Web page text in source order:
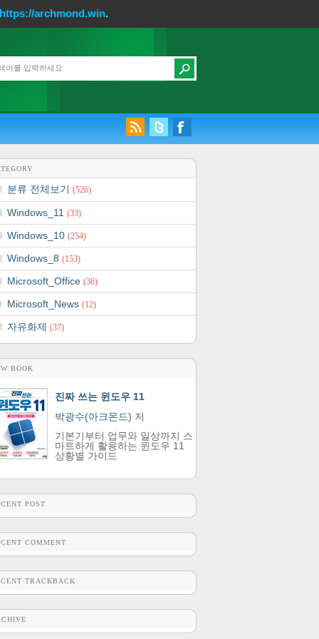
https://archmond.win.
분류 전체보기 (526)
Windows_11 (33)
Windows_10 (254)
Windows_8 (153)
Microsoft_Office (36)
Microsoft_News (12)
자유화제 (37)
BOOK
진짜 쓰는 윈도우 11
박광수(아크몬드) 저
기본기부터 업무와 일상까지 스
마트하게 활용하는 윈도우 11
상황별 가이드
POST
COMMENT
TRACKBACK